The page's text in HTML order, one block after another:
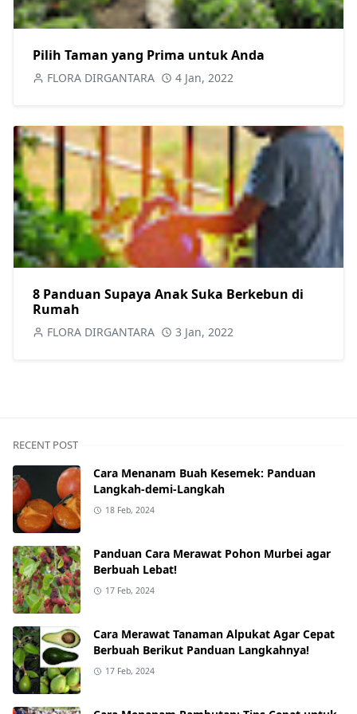
Pilih Taman yang Prima untuk Anda
FLORA DIRGANTARA 4 Jan, 2022
8 Panduan Supaya Anak Suka Berkebun di
Rumah
FLORA DIRGANTARA 3 Jan, 2022
RECENT POST
Cara Menanam Buah Kesemek: Panduan
Langkah-demi-Langkah
18 Feb, 2024
Panduan Cara Merawat Pohon Murbei agar
Berbuah Lebat!
17 Feb, 2024
Cara Merawat Tanaman Alpukat Agar Cepat
Berbuah Berikut Panduan Langkahnya!
17 Feb, 2024